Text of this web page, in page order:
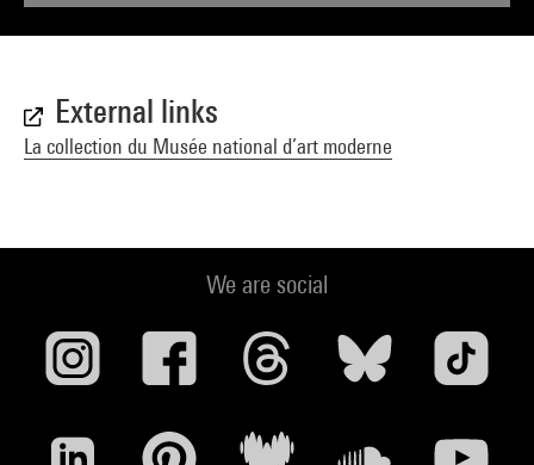
External links
La collection du Musée national d’art moderne
We are social